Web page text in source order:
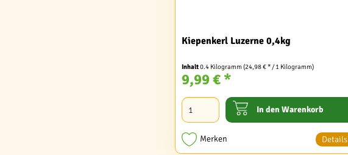
Kiepenkerl Luzerne 0,4kg
Inhalt0.4 Kilogramm(24,98 € * / 1 Kilogramm)
9,99 € *
In den Warenkorb
Merken Details